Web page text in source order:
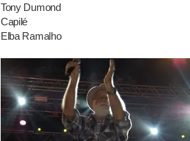
Tony Dumond
Capilé
Elba Ramalho